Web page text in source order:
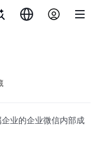
业的企业微信内部成